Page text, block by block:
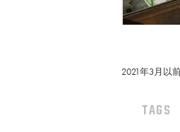
2021年3月以
TAGS